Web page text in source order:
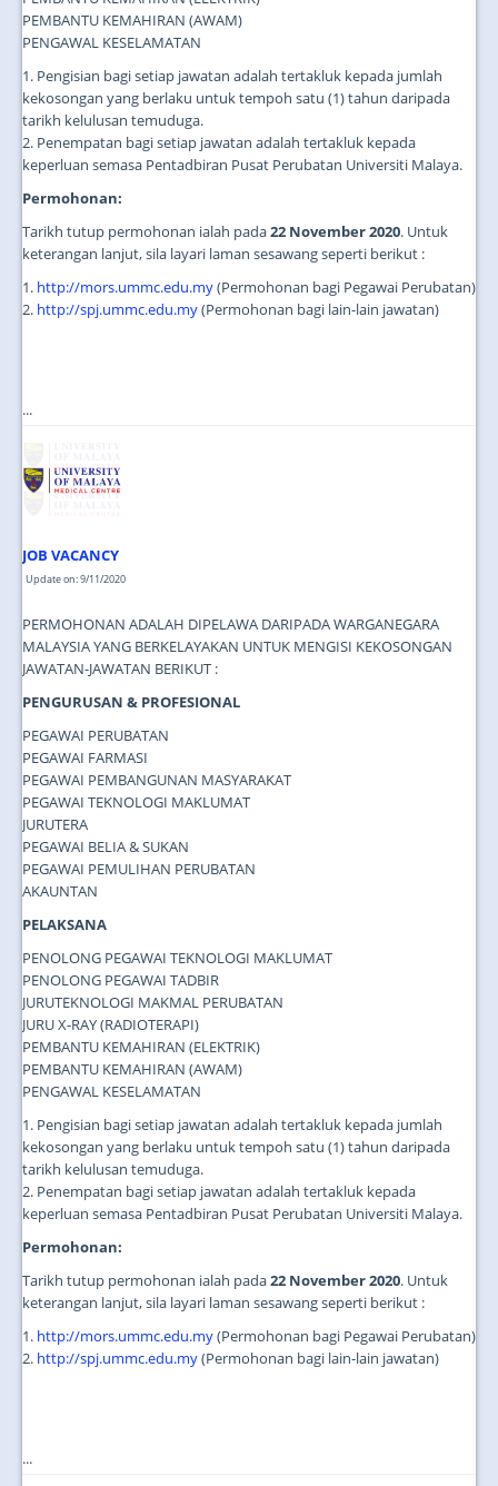
PEMBANTU KEMAHIRAN (AWAM)
PENGAWAL KESELAMATAN
1. Pengisian bagi setiap jawatan adalah tertakluk kepada jumlah
kekosongan yang berlaku untuk tempoh satu (1) tahun daripada
tarikh kelulusan temuduga.
2. Penempatan bagi setiap jawatan adalah tertakluk kepada
keperluan semasa Pentadbiran Pusat Perubatan Universiti Malaya.
Permohonan:
Tarikh tutup permohonan ialah pada22 November 2020. Untuk
keterangan lanjut, sila layari laman sesawang seperti berikut :
1. http://mors.ummc.edu.my(Permohonan bagi Pegawai Perubatan)
2. http://spj.ummc.edu.my(Permohonan bagi lain-lain jawatan)
...
JOB VACANCY
Update on: 9/11/2020
PERMOHONAN ADALAH DIPELAWA DARIPADA WARGANEGARA
MALAYSIA YANG BERKELAYAKAN UNTUK MENGISI KEKOSONGAN
JAWATAN-JAWATAN BERIKUT :
PENGURUSAN & PROFESIONAL
PEGAWAI PERUBATAN
PEGAWAI FARMASI
PEGAWAI PEMBANGUNAN MASYARAKAT
PEGAWAI TEKNOLOGI MAKLUMAT
JURUTERA
PEGAWAI BELIA & SUKAN
PEGAWAI PEMULIHAN PERUBATAN
AKAUNTAN
PELAKSANA
PENOLONG PEGAWAI TEKNOLOGI MAKLUMAT
PENOLONG PEGAWAI TADBIR
JURUTEKNOLOGI MAKMAL PERUBATAN
JURU X-RAY (RADIOTERAPI)
PEMBANTU KEMAHIRAN (ELEKTRIK)
PEMBANTU KEMAHIRAN (AWAM)
PENGAWAL KESELAMATAN
1. Pengisian bagi setiap jawatan adalah tertakluk kepada jumlah
kekosongan yang berlaku untuk tempoh satu (1) tahun daripada
tarikh kelulusan temuduga.
2. Penempatan bagi setiap jawatan adalah tertakluk kepada
keperluan semasa Pentadbiran Pusat Perubatan Universiti Malaya.
Permohonan:
Tarikh tutup permohonan ialah pada22 November 2020. Untuk
keterangan lanjut, sila layari laman sesawang seperti berikut :
1. http://mors.ummc.edu.my(Permohonan bagi Pegawai Perubatan)
2. http://spj.ummc.edu.my(Permohonan bagi lain-lain jawatan)
...